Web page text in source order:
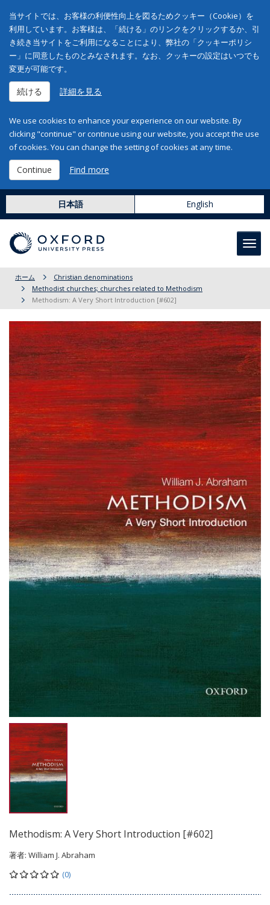
当サイトでは、お客様の利便性向上を図るためクッキー（Cookie）を
利用しています。お客様は、「続ける」のリンクをクリックするか、引
き続き当サイトをご利用になることにより、弊社の「クッキーポリシ
ー」に同意したものとみなされます。なお、クッキーの設定はいつでも
変更が可能です。
続ける 詳細を見る
We use cookies to enhance your experience on our website. By
clicking "continue" or continue using our website, you accept the use
of cookies. You can change the setting of cookies at any time.
Continue Find more
日本語 English
ホーム
Christian denominations
Methodist churches; churches related to Methodism
Methodism: A Very Short Introduction [#602]
Methodism: A Very Short Introduction [#602]
著者: William J. Abraham
(0)